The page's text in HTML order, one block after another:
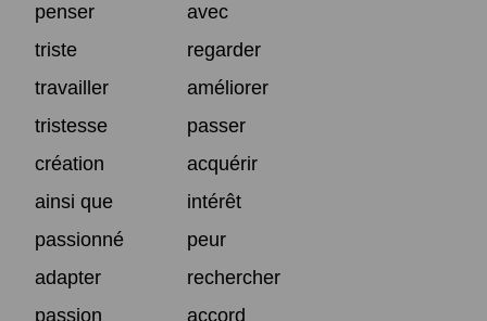
penser
avec
triste
regarder
travailler
améliorer
tristesse
passer
création
acquérir
ainsi que
intérêt
passionné
peur
adapter
rechercher
passion
accord